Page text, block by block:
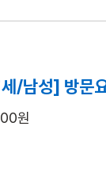
/남성] 방문
원